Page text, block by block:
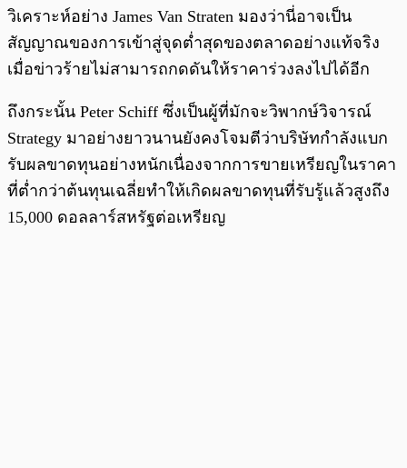
วิเคราะห์อย่าง James Van Straten มองว่านี่อาจเป็น
สัญญาณของการเข้าสู่จุดต่ำสุดของตลาดอย่างแท้จริง
เมื่อข่าวร้ายไม่สามารถกดดันให้ราคาร่วงลงไปได้อีก
ถึงกระนั้น Peter Schiff ซึ่งเป็นผู้ที่มักจะวิพากษ์วิจารณ์
Strategy มาอย่างยาวนานยังคงโจมตีว่าบริษัทกำลังแบก
รับผลขาดทุนอย่างหนักเนื่องจากการขายเหรียญในราคา
ที่ต่ำกว่าต้นทุนเฉลี่ยทำให้เกิดผลขาดทุนที่รับรู้แล้วสูงถึง
15,000 ดอลลาร์สหรัฐต่อเหรียญ